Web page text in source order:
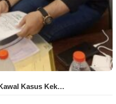
Kasus Kek…